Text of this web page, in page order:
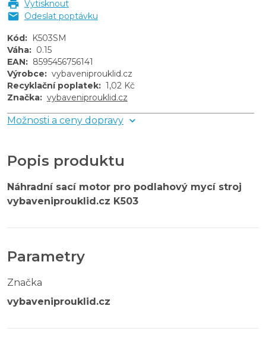
Vytisknout
Odeslat poptávku
Kód: K503SM
Váha: 0.15
EAN: 8595456756141
Výrobce: vybaveniprouklid.cz
Recyklační poplatek: 1,02 Kč
Značka: vybaveniprouklid.cz
Možnosti a ceny dopravy
Popis produktu
Náhradní sací motor pro podlahový mycí stroj
vybaveniprouklid.cz K503
Parametry
Značka
vybaveniprouklid.cz